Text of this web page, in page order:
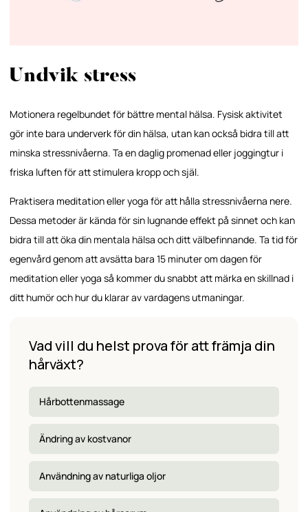
Undvik stress
Motionera regelbundet för bättre mental hälsa. Fysisk aktivitet
gör inte bara underverk för din hälsa, utan kan också bidra till att
minska stressnivåerna. Ta en daglig promenad eller joggingtur i
friska luften för att stimulera kropp och själ.
Praktisera meditation eller yoga för att hålla stressnivåerna nere.
Dessa metoder är kända för sin lugnande effekt på sinnet och kan
bidra till att öka din mentala hälsa och ditt välbefinnande. Ta tid för
egenvård genom att avsätta bara 15 minuter om dagen för
meditation eller yoga så kommer du snabbt att märka en skillnad i
ditt humör och hur du klarar av vardagens utmaningar.
Vad vill du helst prova för att främja din
hårväxt?
Hårbottenmassage
Ändring av kostvanor
Användning av naturliga oljor